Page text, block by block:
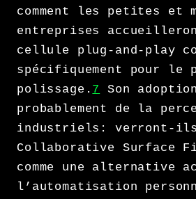
comment les petites et
entreprises
cellule plug-and-play
spécifiquement pour le
polissage. 7
Son
probablement de la
industriels: verront-ils
Collaborative Surface
comme une alternative
l’automatisation